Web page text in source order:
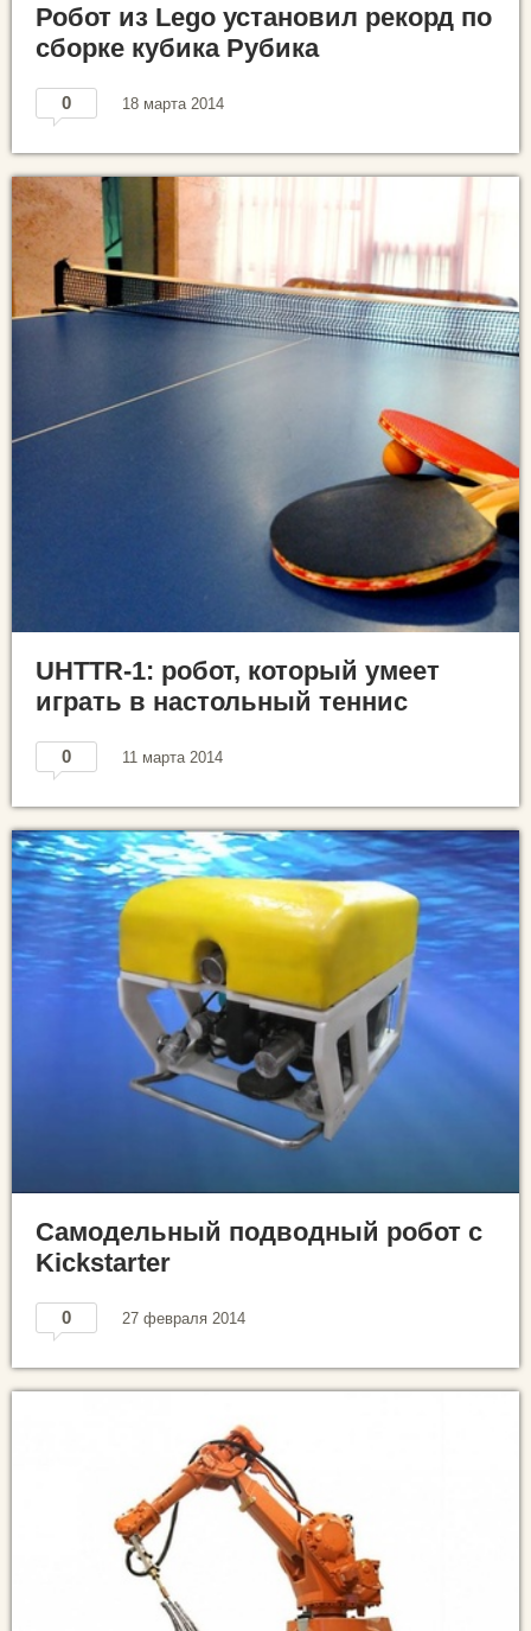
Робот из Lego установил рекорд по
сборке кубика Рубика
0 18 марта 2014
UHTTR-1: робот, который умеет
играть в настольный теннис
0 11 марта 2014
Самодельный подводный робот с
Kickstarter
0 27 февраля 2014